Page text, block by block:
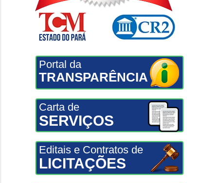
Portal da
TRANSPARÊNCIA
Carta de
SERVIÇOS
Editais e Contratos de
LICITAÇÕES